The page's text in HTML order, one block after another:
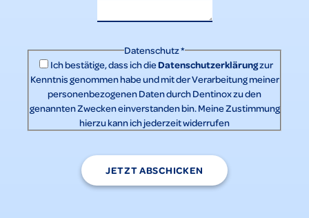
Datenschutz*
Ich bestätige, dass ich dieDatenschutzerklärungzur
Kenntnis genommen habe und mit der Verarbeitung meiner
personenbezogenen Daten durch Dentinox zu den
genannten Zwecken einverstanden bin. Meine Zustimmung
hierzu kann ich jederzeit widerrufen
JETZT ABSCHICKEN